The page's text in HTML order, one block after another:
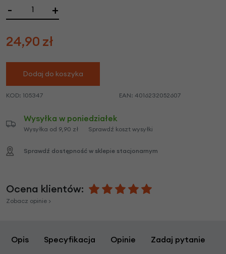
- +
24,90 zł
Dodaj do koszyka
KOD: 105347 EAN: 4016232052607
Wysyłka w poniedziałek
Wysyłka od 9,90 zł Sprawdź koszt wysyłki
Sprawdź dostępność w sklepie stacjonarnym
Ocena klientów:
Zobacz opinie >
Opis Specyfikacja Opinie Zadaj pytanie